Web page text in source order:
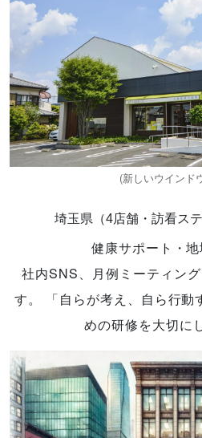
埼玉県（4店舗・訪看ス
健康サポート・
社内SNS、月例ミーティン
す。 「自らが考え、自ら行動
めの研修を大切に